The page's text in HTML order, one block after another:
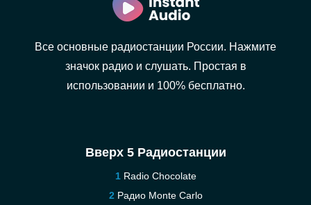
Все основные радиостанции России. Нажмите
значок радио и слушать. Простая в
использовании и 100% бесплатно.
Вверх 5 Радиостанции
Radio Chocolate
Радио Monte Carlo